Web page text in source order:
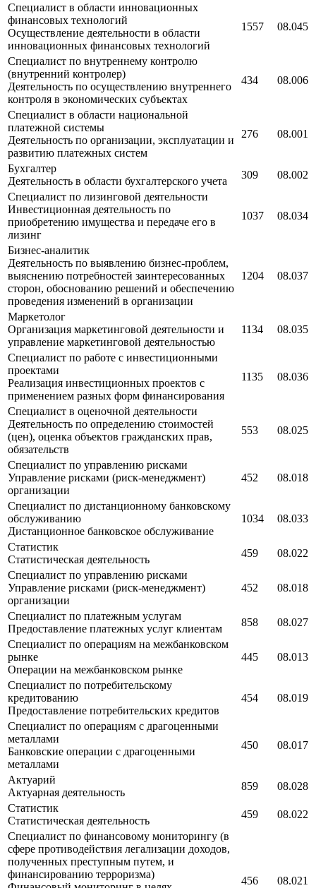
Специалист в области инновационных
финансовых технологий
Осуществление деятельности в области
инновационных финансовых технологий
1557 08.045
Специалист по внутреннему контролю
(внутренний контролер)
Деятельность по осуществлению внутреннего
контроля в экономических субъектах
434 08.006
Специалист в области национальной
платежной системы
Деятельность по организации, эксплуатации и
развитию платежных систем
276 08.001
Бухгалтер
Деятельность в области бухгалтерского учета
309
08.002
Специалист по лизинговой деятельности
Инвестиционная деятельность по
приобретению имущества и передаче его в
лизинг
1037 08.034
Бизнес-аналитик
Деятельность по выявлению бизнес-проблем,
выяснению потребностей заинтересованных
сторон, обоснованию решений и обеспечению
проведения изменений в организации
1204 08.037
Маркетолог
Организация маркетинговой деятельности и
управление маркетинговой деятельностью
1134 08.035
Специалист по работе с инвестиционными
проектами
Реализация инвестиционных проектов с
применением разных форм финансирования
1135 08.036
Специалист в оценочной деятельности
Деятельность по определению стоимостей
(цен), оценка объектов гражданских прав,
обязательств
553 08.025
Специалист по управлению рисками
Управление рисками (риск-менеджмент)
организации
452 08.018
Специалист по дистанционному банковскому
обслуживанию
Дистанционное банковское обслуживание
1034 08.033
Статистик
Статистическая деятельность
459
08.022
Специалист по управлению рисками
Управление рисками (риск-менеджмент)
организации
452 08.018
Специалист по платежным услугам
Предоставление платежных услуг клиентам
858
08.027
Специалист по операциям на межбанковском
рынке
Операции на межбанковском рынке
445 08.013
Специалист по потребительскому
кредитованию
Предоставление потребительских кредитов
454 08.019
Специалист по операциям с драгоценными
металлами
Банковские операции с драгоценными
металлами
450 08.017
Актуарий
Актуарная деятельность
859
08.028
Статистик
Статистическая деятельность
459
08.022
Специалист по финансовому мониторингу (в
сфере противодействия легализации доходов,
полученных преступным путем, и
финансированию терроризма)
456 08.021